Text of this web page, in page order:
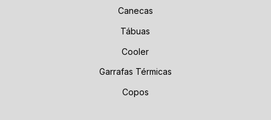
Canecas
Tábuas
Cooler
Garrafas Térmicas
Copos